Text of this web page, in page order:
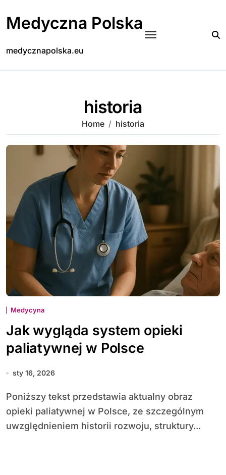
content
Medyczna Polska
medycznapolska.eu
historia
Home historia
Medycyna
Jak wygląda system opieki
paliatywnej w Polsce
sty 16, 2026
Poniższy tekst przedstawia aktualny obraz
opieki paliatywnej w Polsce, ze szczególnym
uwzględnieniem historii rozwoju, struktury...